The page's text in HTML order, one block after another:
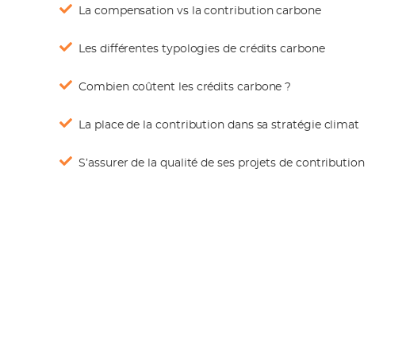
La compensation vs la contribution carbone
Les différentes typologies de crédits carbone
Combien coûtent les crédits carbone ?
La place de la contribution dans sa stratégie climat
S’assurer de la qualité de ses projets de contribution